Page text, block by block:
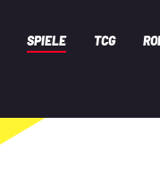
SPIELE TCG